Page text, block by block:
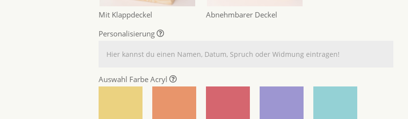
Mit Klappdeckel
Abnehmbarer Deckel
Personalisierung
Auswahl Farbe Acryl